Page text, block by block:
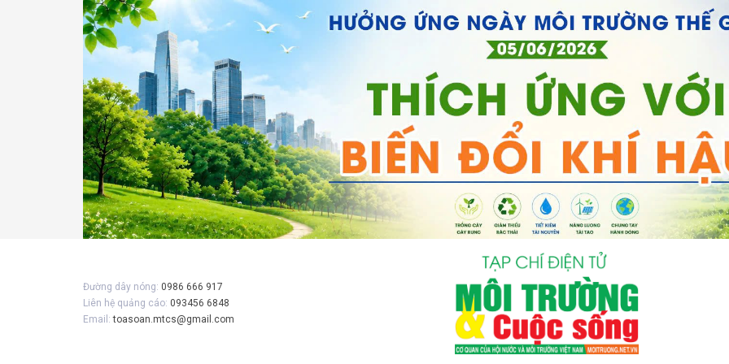
Đường dây nóng: 0986 666 917
Liên hệ quảng cáo: 093456 6848
Email:toasoan.mtcs@gmail.com
Gửi bình luận